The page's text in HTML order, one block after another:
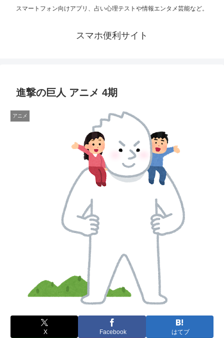
スマートフォン向けアプリ、占い心理テストや情報エンタメ芸能など。
スマホ便利サイト
進撃の巨人 アニメ 4期
アニメ
X Facebook はてブ